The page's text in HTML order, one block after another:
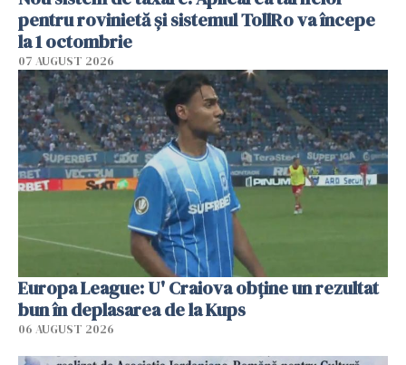
pentru rovinietă şi sistemul TollRo va începe
la 1 octombrie
07 AUGUST 2026
Europa League: U' Craiova obține un rezultat
bun în deplasarea de la Kups
06 AUGUST 2026